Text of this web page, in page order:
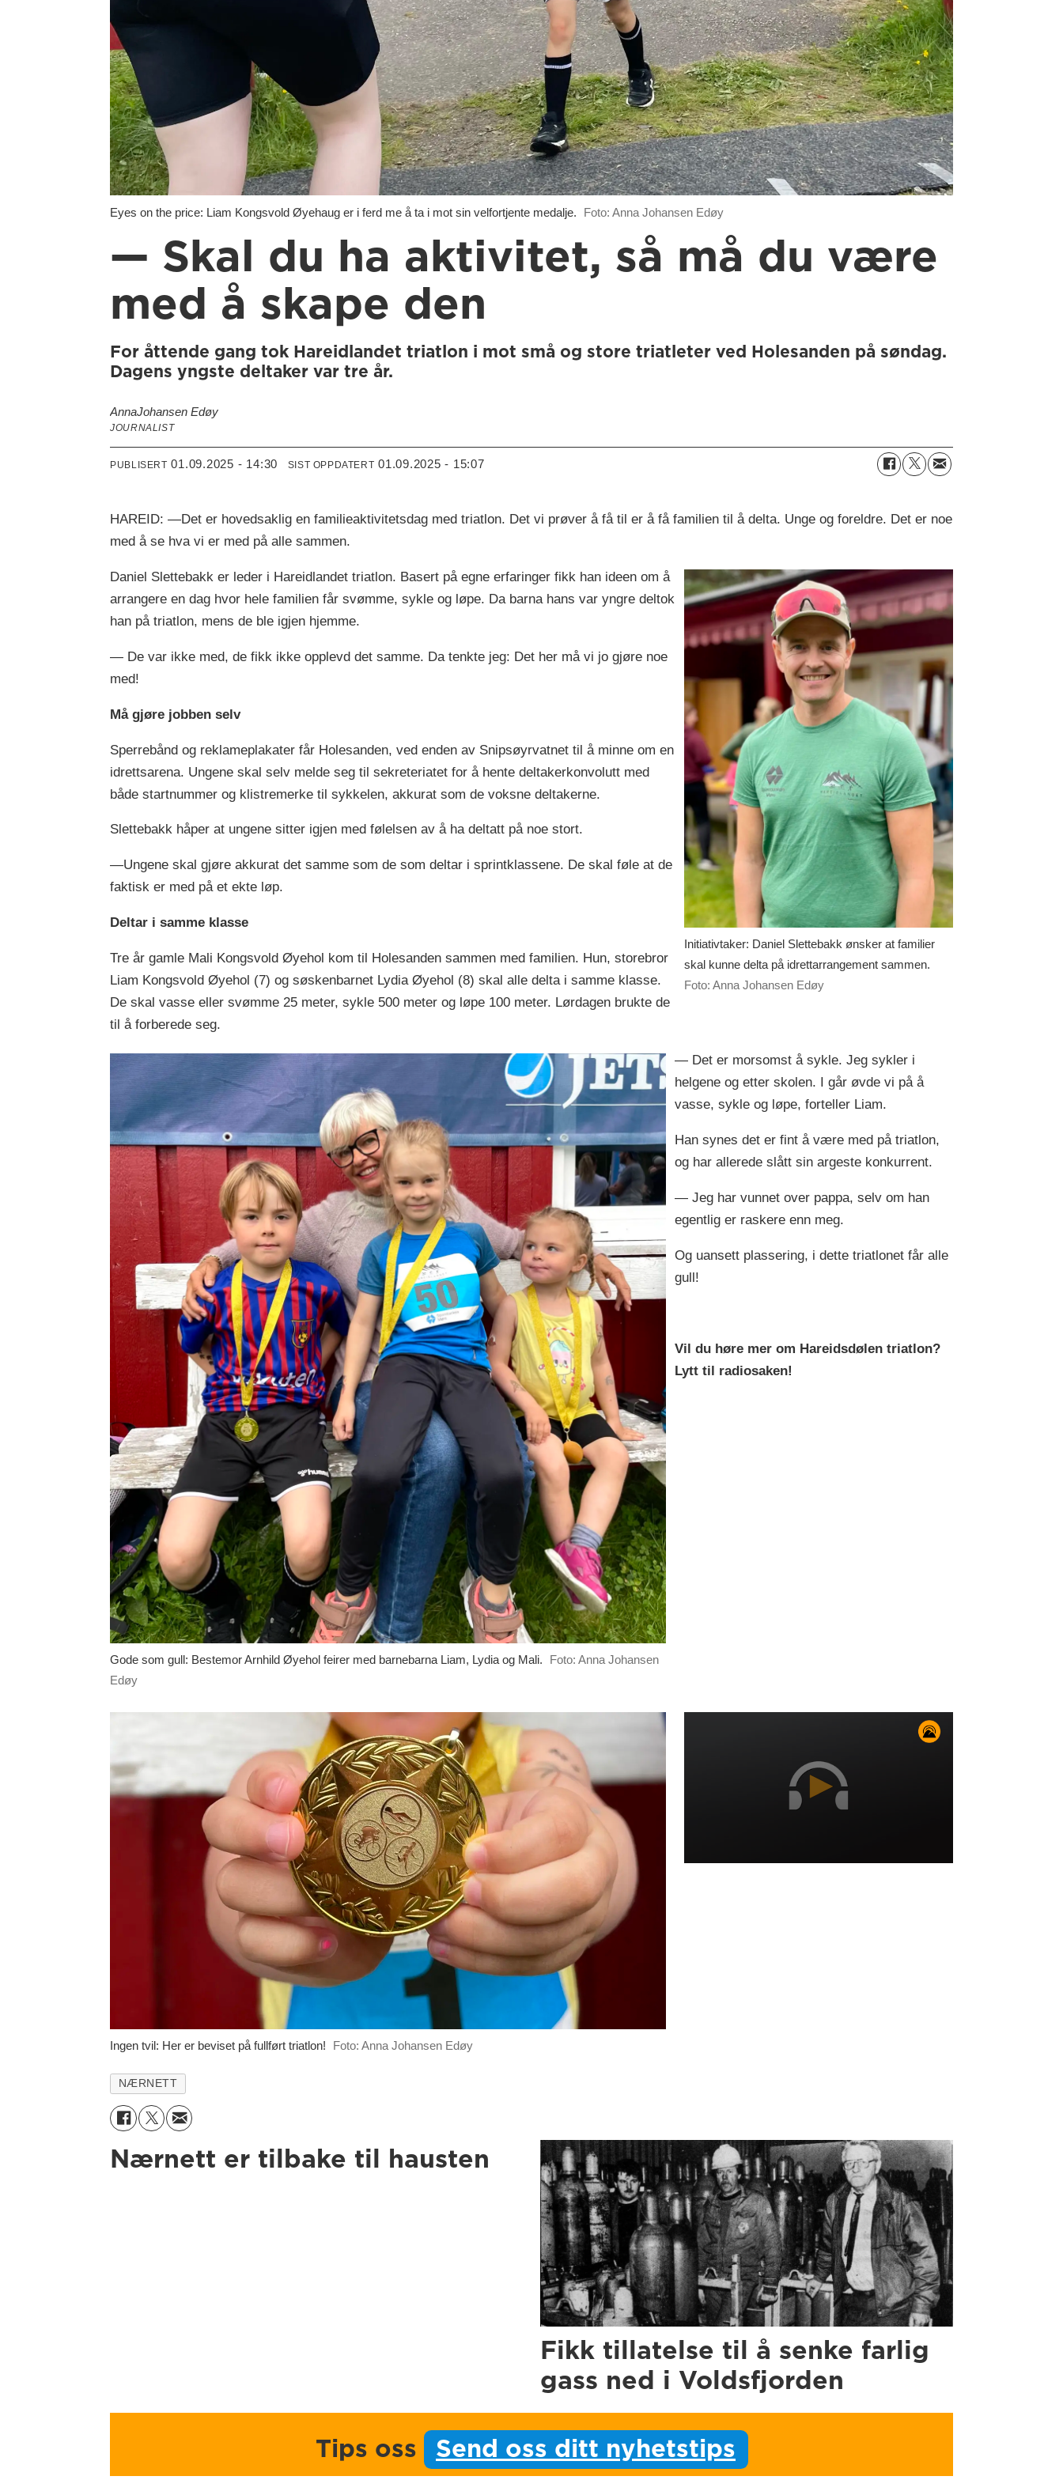
Eyes on the price: Liam Kongsvold Øyehaug er i ferd me å ta i mot sin velfortjente medalje. Foto: Anna Johansen Edøy
— Skal du ha aktivitet, så må du være
med å skape den
For åttende gang tok Hareidlandet triatlon i mot små og store triatleter ved Holesanden på søndag.
Dagens yngste deltaker var tre år.
AnnaJohansen Edøy
JOURNALIST
PUBLISERT 01.09.2025 - 14:30 SIST OPPDATERT 01.09.2025 - 15:07
HAREID: —Det er hovedsaklig en familieaktivitetsdag med triatlon. Det vi prøver å få til er å få familien til å delta. Unge og foreldre. Det er noe
med å se hva vi er med på alle sammen.
Initiativtaker: Daniel Slettebakk ønsker at familier
skal kunne delta på idrettarrangement sammen.
Foto: Anna Johansen Edøy
Daniel Slettebakk er leder i Hareidlandet triatlon. Basert på egne erfaringer fikk han ideen om å
arrangere en dag hvor hele familien får svømme, sykle og løpe. Da barna hans var yngre deltok
han på triatlon, mens de ble igjen hjemme.
— De var ikke med, de fikk ikke opplevd det samme. Da tenkte jeg: Det her må vi jo gjøre noe
med!
Må gjøre jobben selv
Sperrebånd og reklameplakater får Holesanden, ved enden av Snipsøyrvatnet til å minne om en
idrettsarena. Ungene skal selv melde seg til sekreteriatet for å hente deltakerkonvolutt med
både startnummer og klistremerke til sykkelen, akkurat som de voksne deltakerne.
Slettebakk håper at ungene sitter igjen med følelsen av å ha deltatt på noe stort.
—Ungene skal gjøre akkurat det samme som de som deltar i sprintklassene. De skal føle at de
faktisk er med på et ekte løp.
Deltar i samme klasse
Tre år gamle Mali Kongsvold Øyehol kom til Holesanden sammen med familien. Hun, storebror
Liam Kongsvold Øyehol (7) og søskenbarnet Lydia Øyehol (8) skal alle delta i samme klasse.
De skal vasse eller svømme 25 meter, sykle 500 meter og løpe 100 meter. Lørdagen brukte de
til å forberede seg.
Gode som gull: Bestemor Arnhild Øyehol feirer med barnebarna Liam, Lydia og Mali.
Foto: Anna Johansen
Edøy
— Det er morsomst å sykle. Jeg sykler i
helgene og etter skolen. I går øvde vi på å
vasse, sykle og løpe, forteller Liam.
Han synes det er fint å være med på triatlon,
og har allerede slått sin argeste konkurrent.
— Jeg har vunnet over pappa, selv om han
egentlig er raskere enn meg.
Og uansett plassering, i dette triatlonet får alle
gull!
Ingen tvil: Her er beviset på fullført triatlon! Foto: Anna Johansen Edøy
Vil du høre mer om Hareidsdølen triatlon?
Lytt til radiosaken!
NÆRNETT
Nærnett er tilbake til hausten
Fikk tillatelse til å senke farlig
gass ned i Voldsfjorden
Tips oss Send oss ditt nyhetstips